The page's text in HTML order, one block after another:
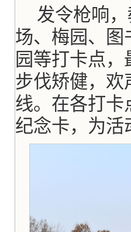
发令枪响
场、梅园、图
园等打卡点
步伐矫健，欢
线。在各打卡
纪念卡，为活